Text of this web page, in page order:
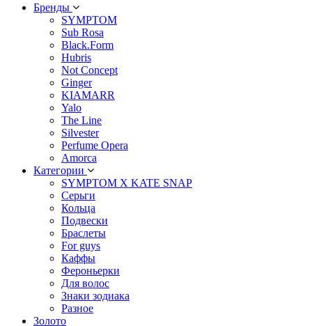
Бренды
SYMPTOM
Sub Rosa
Black.Form
Hubris
Not Concept
Ginger
KIAMARR
Yalo
The Line
Silvester
Perfume Opera
Amorca
Категории
SYMPTOM X KATE SNAP
Серьги
Кольца
Подвески
Браслеты
For guys
Каффы
Фероньерки
Для волос
Знаки зодиака
Разное
Золото